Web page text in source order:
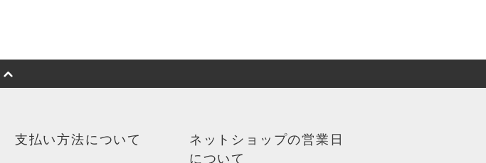
支払い方法について
ネットショップの営業日
について